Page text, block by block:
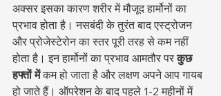
अक्सर इसका कारण शरीर में मौजूद हार्मोनों का
प्रभाव होता है। नसबंदी के तुरंत बाद एस्ट्रोजन
और प्रोजेस्टेरोन का स्तर पूरी तरह से कम नहीं
होता है। इन हार्मोनों का प्रभाव आमतौर पर कुछ
हफ्तों में कम हो जाता है और लक्षण अपने आप गायब
हो जाते हैं। ऑपरेशन के बाद पहले 1-2 महीनों में